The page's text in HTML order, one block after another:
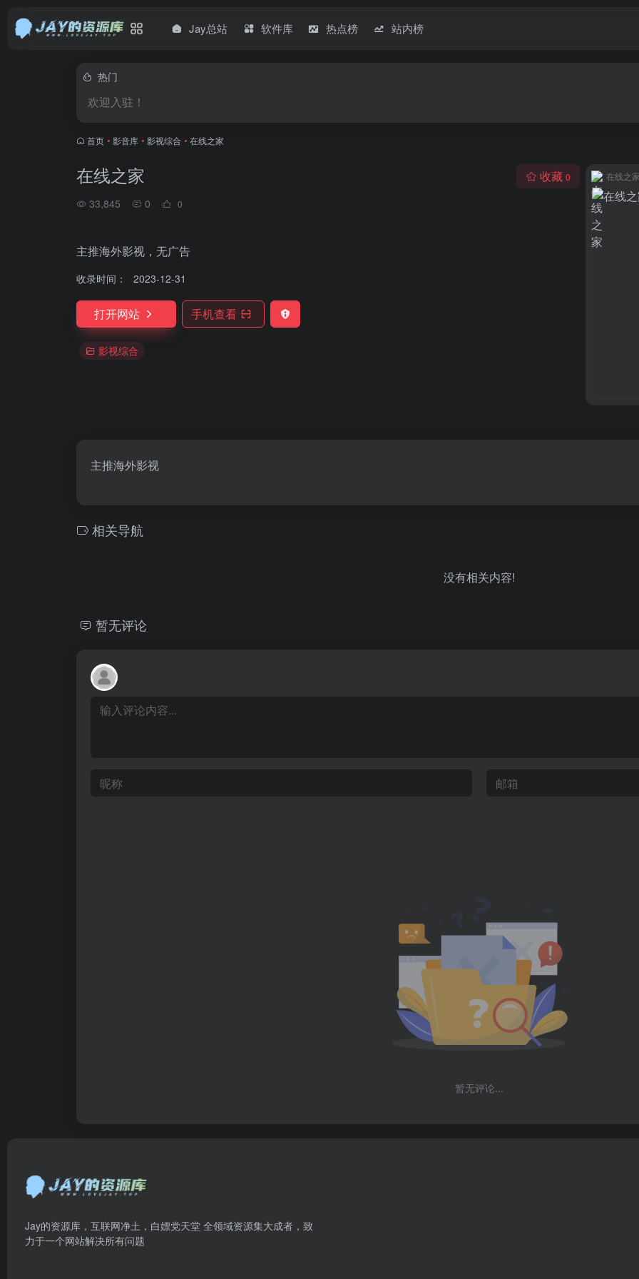
Jay总站 软件库 热点榜 站内榜
热门
欢迎入驻！
首页 • 影音库 • 影视综合 • 在线之家
在线之家
33,845 0 0
收藏 0
主推海外影视，无广告
收录时间： 2023-12-31
打开网站 手机查看
影视综合
在线之
主推海外影视
相关导航
没有相关内容!
暂无评论
暂无评论...
Jay的资源库，互联网净土，白嫖党天堂 全领域资源集大成者，致
力于一个网站解决所有问题